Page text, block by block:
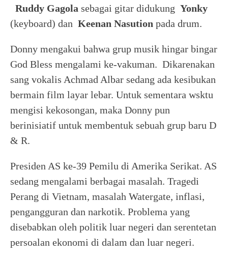
Ruddy Gagola sebagai gitar didukung Yonky
(keyboard) dan Keenan Nasution pada drum.
Donny mengakui bahwa grup musik hingar bingar
God Bless mengalami ke-vakuman. Dikarenakan
sang vokalis Achmad Albar sedang ada kesibukan
bermain film layar lebar. Untuk sementara wsktu
mengisi kekosongan, maka Donny pun
berinisiatif untuk membentuk sebuah grup baru D
& R.
Presiden AS ke-39 Pemilu di Amerika Serikat. AS
sedang mengalami berbagai masalah. Tragedi
Perang di Vietnam, masalah Watergate, inflasi,
pengangguran dan narkotik. Problema yang
disebabkan oleh politik luar negeri dan serentetan
persoalan ekonomi di dalam dan luar negeri.